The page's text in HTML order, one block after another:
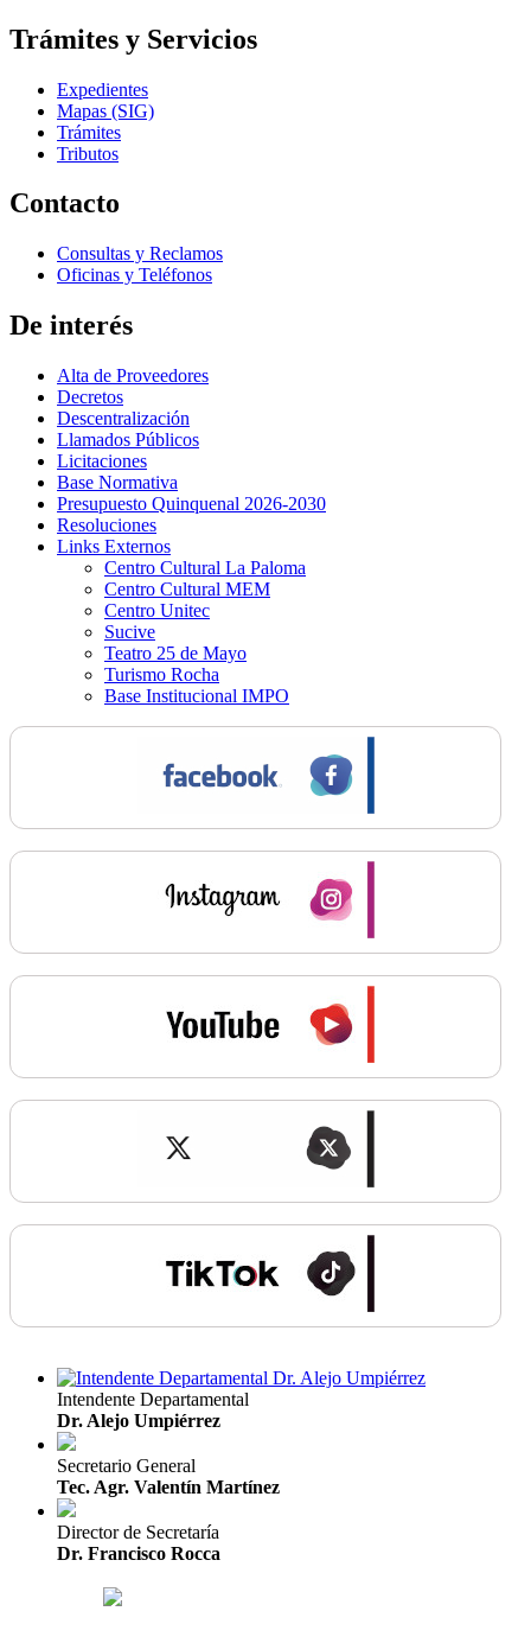
Trámites y Servicios
Expedientes
Mapas (SIG)
Trámites
Tributos
Contacto
Consultas y Reclamos
Oficinas y Teléfonos
De interés
Alta de Proveedores
Decretos
Descentralización
Llamados Públicos
Licitaciones
Base Normativa
Presupuesto Quinquenal 2026-2030
Resoluciones
Links Externos
Centro Cultural La Paloma
Centro Cultural MEM
Centro Unitec
Sucive
Teatro 25 de Mayo
Turismo Rocha
Base Institucional IMPO
Intendente Departamental
Dr. Alejo Umpiérrez
Secretario General
Tec. Agr. Valentín Martínez
Director de Secretaría
Dr. Francisco Rocca